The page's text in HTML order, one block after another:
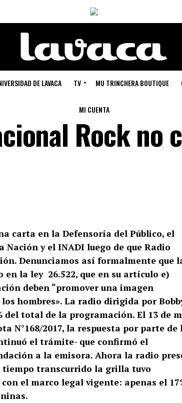
DE LAVACA TV MU TRINCHERA BOUTIQUE
MI CUENTA
Rock no
carta en la Defensoría del Público, el
y el INADI luego de que Radio
Denunciamos así formalmente que
la ley 26.522, que en su artículo e)
deben “promover una imagen
hombres». La radio dirigida por
del total de la programación. El 13 de
N°168/2017, la respuesta por parte de
el trámite- que confirmó el
a la emisora. Ahora la radio
tiempo transcurrido la grilla tuvo
el marco legal vigente: apenas el